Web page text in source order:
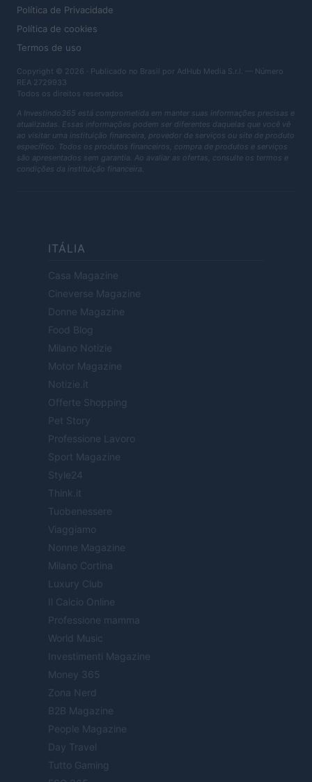
Política de Privacidade
Política de cookies
Termos de uso
Copyright © 2026 · Publicado no Brasil por AdHub Media S.r.l. — Número
REA 2729933
Todos os direitos reservados
A Investindo365 está comprometida em manter suas informações precisas e
atualizadas. Essas informações podem ser diferentes daquelas que você vê
ao visitar uma instituição financeira, provedor de serviços ou site de produto
específico. Todos os produtos financeiros, compra de produtos e serviços
são apresentados sem garantia. Ao avaliar as ofertas, consulte os termos e
condições da instituição financeira.
ITÁLIA
Casa Magazine
Cineverse Magazine
Donne Magazine
Food Blog
Milano Notizie
Motor Magazine
Notizie.it
Offerte Shopping
Pet Story
Professione Lavoro
Sport Magazine
Style24
Think.it
Tuobenessere
Viaggiamo
Nonne Magazine
Milano Cortina
Luxury Club
Il Calcio Online
Professione mamma
World Music
Investimenti Magazine
Money 365
Zona Nerd
B2B Magazine
People Magazine
Day Travel
Tutto Gaming